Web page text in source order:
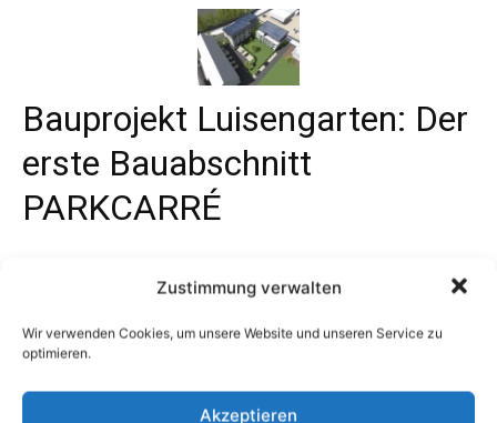
Zustimmung verwalten
Wir verwenden Cookies, um unsere Website und unseren Service zu
optimieren.
Akzeptieren